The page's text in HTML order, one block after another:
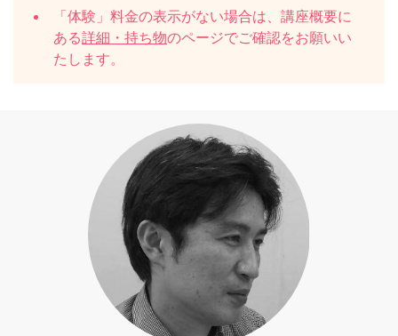
「体験」料金の表示がない場合は、講座概要に
ある詳細・持ち物のページでご確認をお願いい
たします。